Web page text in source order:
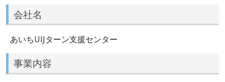
会社名
あいちUIJターン支援センター
事業内容